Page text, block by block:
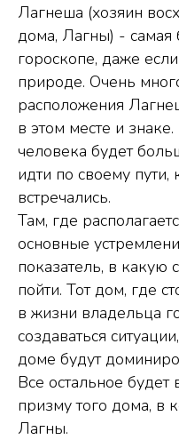
Лагнеша (хозяин
дома, Лагны) - самая
гороскопе, даже
природе. Очень
расположения
в этом месте и
человека будет
идти по своему
встречались.
Там, где
основные
показатель, в какую
пойти. Тот дом, где
в жизни владельца
создаваться
доме будут
Все остальное будет
призму того дома, в
Лагны.